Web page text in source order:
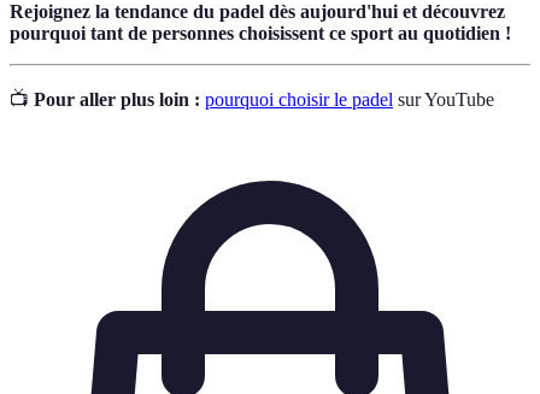
Rejoignez la tendance du padel dès aujourd'hui et découvrez
pourquoi tant de personnes choisissent ce sport au quotidien !
📺 Pour aller plus loin : pourquoi choisir le padel sur YouTube